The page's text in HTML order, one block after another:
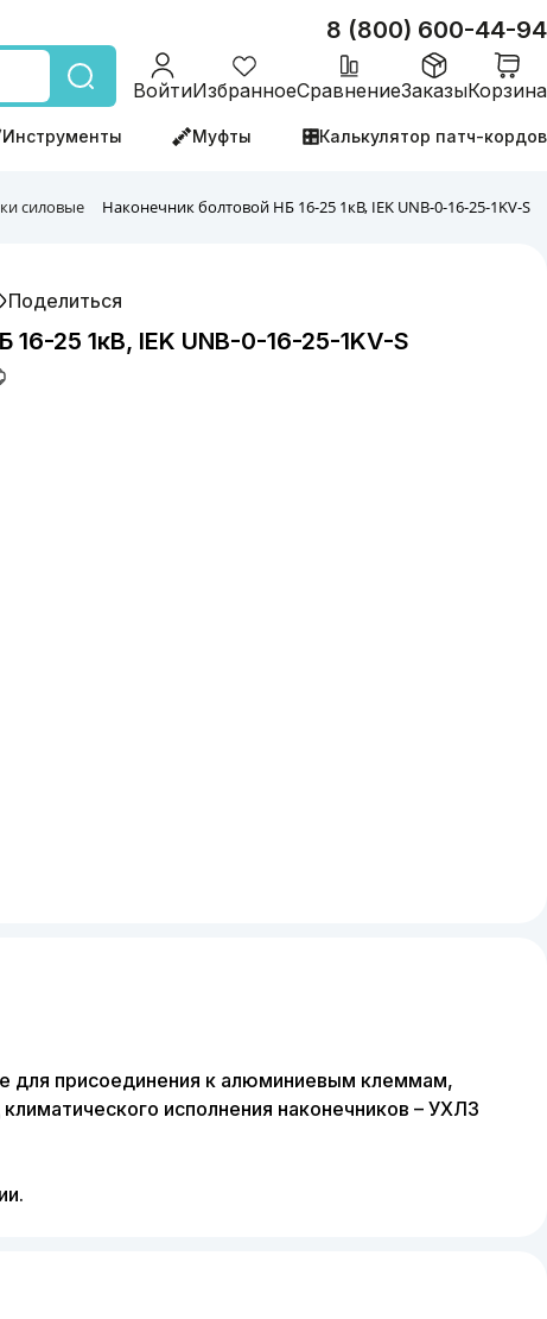
8 (800) 600-44-94
ВойтиИзбранноеСравнениеЗаказыКорзина
Инструменты Муфты Калькулятор патч-кордов
силовые Наконечник болтовой НБ 16-25 1кВ, IEK UNB-0-16-25-1KV-S
Поделиться
16-25 1кВ, IEK UNB-0-16-25-1KV-S
для присоединения к алюминиевым клеммам,
исполнения наконечников – УХЛ3